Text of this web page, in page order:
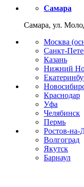
Самара
Самара, ул.
Москва
Санкт-
Казань
Нижний
Краснодар
Уфа
Челябинск
Пермь
Ростов-на-
Волгоград
Якутск
Барнаул